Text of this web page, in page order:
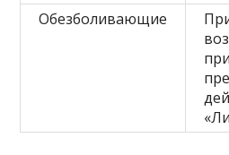
Обезболивающие